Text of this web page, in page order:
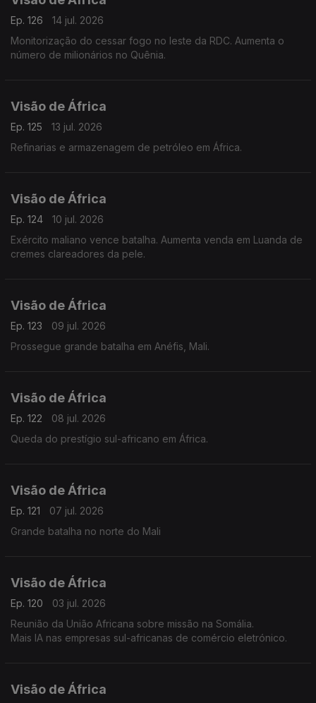
Ep. 126
14 jul. 2026
Monitorização do cessar fogo no leste da RDC. Aumenta o
número de milionários no Quênia.
Visão de África
Ep. 125
13 jul. 2026
Refinarias e armazenagem de petróleo em África.
Visão de África
Ep. 124
10 jul. 2026
Exército maliano vence batalha. Aumenta venda em Luanda de
cremes clareadores da pele.
Visão de África
Ep. 123
09 jul. 2026
Prossegue grande batalha em Anéfis, Mali.
Visão de África
Ep. 122
08 jul. 2026
Queda do prestígio sul-africano em África.
Visão de África
Ep. 121
07 jul. 2026
Grande batalha no norte do Mali
Visão de África
Ep. 120
03 jul. 2026
Reunião da União Africana sobre missão na Somália.
Mais IA nas empresas sul-africanas de comércio eletrónico.
Visão de África